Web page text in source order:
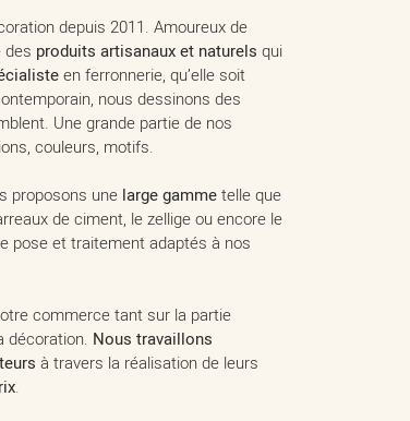
depuis 2011. Amoureux de
des produits artisanaux et naturels qui
en ferronnerie, qu’elle soit
nous dessinons des
Une grande partie de nos
couleurs, motifs.
proposons une large gammetelle que
de ciment, le zellige ou encore le
pose et traitement adaptés à nos
commerce tant sur la partie
décoration. Nous travaillons
à travers la réalisation de leurs
.